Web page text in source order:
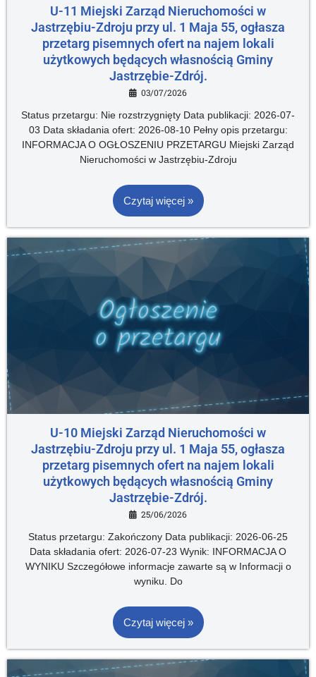
U-11 Miejski Zarząd Nieruchomości w
Jastrzębiu-Zdroju przy ul. 1 Maja 55, ogłasza
przetarg pisemnych ofert na najem lokali
użytkowych będących własnością Gminy
Jastrzębie-Zdrój.
03/07/2026
Status przetargu: Nie rozstrzygnięty Data publikacji: 2026-07-
03 Data składania ofert: 2026-08-10 Pełny opis przetargu:
INFORMACJA O OGŁOSZENIU PRZETARGU Miejski Zarząd
Nieruchomości w Jastrzębiu-Zdroju
Czytaj więcej »
U-10 Miejski Zarząd Nieruchomości w
Jastrzębiu-Zdroju przy ul. 1 Maja 55, ogłasza
przetarg pisemnych ofert na najem lokali
użytkowych będących własnością Gminy
Jastrzębie-Zdrój.
25/06/2026
Status przetargu: Zakończony Data publikacji: 2026-06-25
Data składania ofert: 2026-07-23 Wynik: INFORMACJA O
WYNIKU Szczegółowe informacje zawarte są w Informacji o
wyniku. Do
Czytaj więcej »